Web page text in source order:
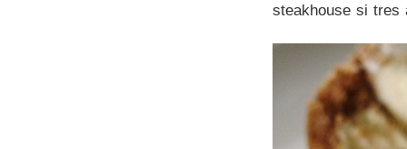
steakhouse si tres